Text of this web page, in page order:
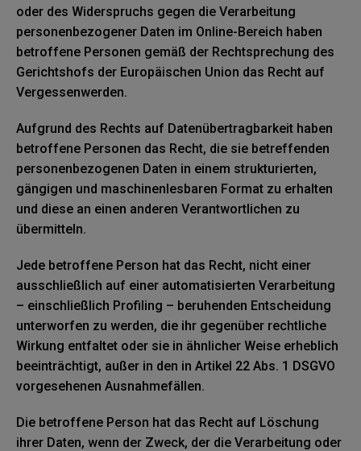
oder des Widerspruchs gegen die Verarbeitung
personenbezogener Daten im Online-Bereich haben
betroffene Personen gemäß der Rechtsprechung des
Gerichtshofs der Europäischen Union das Recht auf
Vergessenwerden.
Aufgrund des Rechts auf Datenübertragbarkeit haben
betroffene Personen das Recht, die sie betreffenden
personenbezogenen Daten in einem strukturierten,
gängigen und maschinenlesbaren Format zu erhalten
und diese an einen anderen Verantwortlichen zu
übermitteln.
Jede betroffene Person hat das Recht, nicht einer
ausschließlich auf einer automatisierten Verarbeitung
– einschließlich Profiling – beruhenden Entscheidung
unterworfen zu werden, die ihr gegenüber rechtliche
Wirkung entfaltet oder sie in ähnlicher Weise erheblich
beeinträchtigt, außer in den in Artikel 22 Abs. 1 DSGVO
vorgesehenen Ausnahmefällen.
Die betroffene Person hat das Recht auf Löschung
ihrer Daten, wenn der Zweck, der die Verarbeitung oder